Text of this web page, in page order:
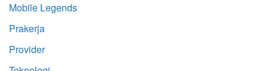
Mobile Legends
Prakerja
Provider